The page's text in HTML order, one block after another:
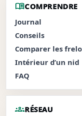
menu_bookCOMPRENDRE
Journal
Conseils
Comparer les
Intérieur d’un nid
FAQ
groupsRÉSEAU